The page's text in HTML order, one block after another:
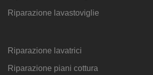
Riparazione lavastoviglie
Riparazione lavatrici
Riparazione piani cottura